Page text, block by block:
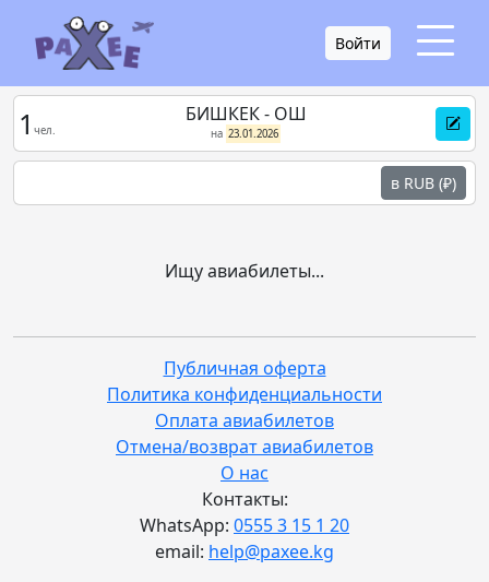
Войти
1 чел.
БИШКЕК - ОШ
на 23.01.2026
в RUB (₽)
Ищу авиабилеты...
Публичная оферта
Политика конфиденциальности
Оплата авиабилетов
Отмена/возврат авиабилетов
О нас
Контакты:
WhatsApp: 0555 3 15 1 20
email: help@paxee.kg